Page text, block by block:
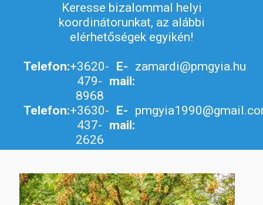
Keresse bizalommal helyi
koordinátorunkat, az alábbi
elérhetőségek egyikén!
Telefon:+3620-
479-
8968
E-
mail:
zamardi@pmgyia.hu
Telefon:+3630-
437-
2626
E-
mail: